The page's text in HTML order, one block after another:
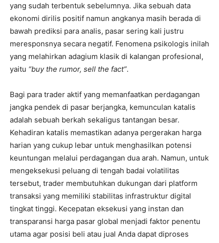
yang sudah terbentuk sebelumnya. Jika sebuah data
ekonomi dirilis positif namun angkanya masih berada di
bawah prediksi para analis, pasar sering kali justru
meresponsnya secara negatif. Fenomena psikologis inilah
yang melahirkan adagium klasik di kalangan profesional,
yaitu “buy the rumor, sell the fact”.
Bagi para trader aktif yang memanfaatkan perdagangan
jangka pendek di pasar berjangka, kemunculan katalis
adalah sebuah berkah sekaligus tantangan besar.
Kehadiran katalis memastikan adanya pergerakan harga
harian yang cukup lebar untuk menghasilkan potensi
keuntungan melalui perdagangan dua arah. Namun, untuk
mengeksekusi peluang di tengah badai volatilitas
tersebut, trader membutuhkan dukungan dari platform
transaksi yang memiliki stabilitas infrastruktur digital
tingkat tinggi. Kecepatan eksekusi yang instan dan
transparansi harga pasar global menjadi faktor penentu
utama agar posisi beli atau jual Anda dapat diproses